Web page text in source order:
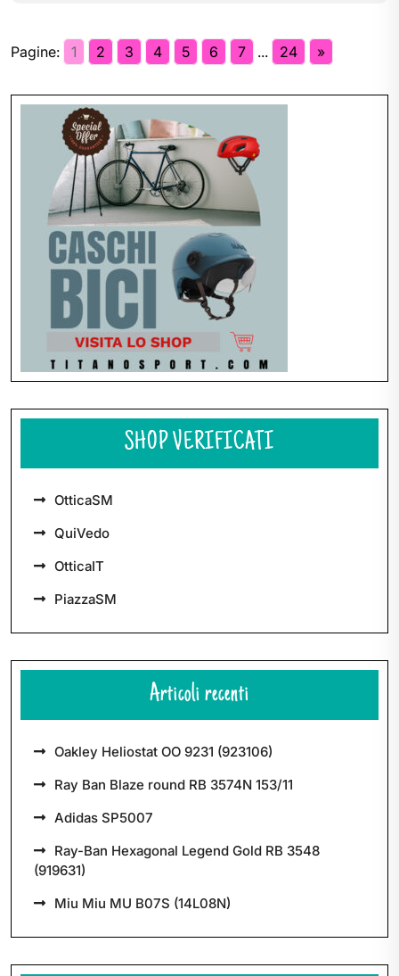
Pagine: 1 2 3 4 5 6 7 ... 24 »
articoli
SHOP VERIFICATI
OtticaSM
QuiVedo
OtticaIT
PiazzaSM
Articoli recenti
Oakley Heliostat OO 9231 (923106)
Ray Ban Blaze round RB 3574N 153/11
Adidas SP5007
Ray-Ban Hexagonal Legend Gold RB 3548
(919631)
Miu Miu MU B07S (14L08N)